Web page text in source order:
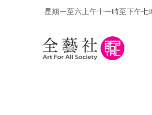
星期一至六上午十一時至下午七